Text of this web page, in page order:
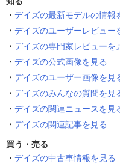
デイズの最新モデルの情報
デイズのユーザーレビュー
デイズの専門家レビューを
デイズの公式画像を見る
デイズのユーザー画像を見
デイズのみんなの質問を見
デイズの関連ニュースを見
デイズの関連記事を見る
買う・売る
デイズの中古車情報を見る